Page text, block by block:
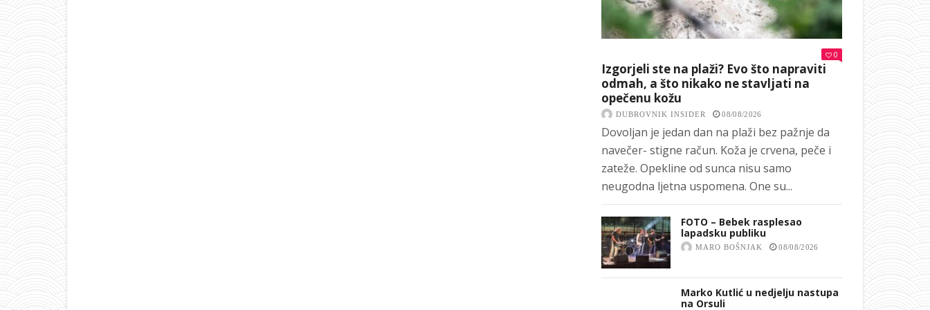
0
Izgorjeli ste na plaži? Evo što napraviti
odmah, a što nikako ne stavljati na
opečenu kožu
DUBROVNIK INSIDER 08/08/2026
Dovoljan je jedan dan na plaži bez pažnje da
navečer- stigne račun. Koža je crvena, peče i
zateže. Opekline od sunca nisu samo
neugodna ljetna uspomena. One su...
FOTO – Bebek rasplesao
lapadsku publiku
MARO BOŠNJAK 08/08/2026
Marko Kutlić u nedjelju nastupa
na Orsuli